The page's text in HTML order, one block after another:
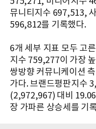
뮤니티지수 697,513,
596,812를 기록했다.
6개 세부 지표 모두 고
지수 759,277이 가장
쌍방향 커뮤니케이션
가다. 브랜드평판지수
(2,972,967) 대비
장 가파른 상승세를 기